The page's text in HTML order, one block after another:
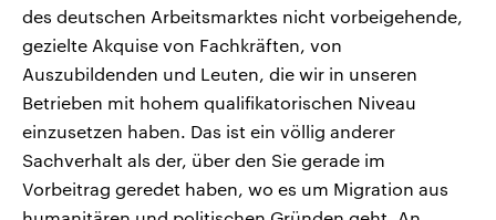
des deutschen Arbeitsmarktes nicht vorbeigehende,
gezielte Akquise von Fachkräften, von
Auszubildenden und Leuten, die wir in unseren
Betrieben mit hohem qualifikatorischen Niveau
einzusetzen haben. Das ist ein völlig anderer
Sachverhalt als der, über den Sie gerade im
Vorbeitrag geredet haben, wo es um Migration aus